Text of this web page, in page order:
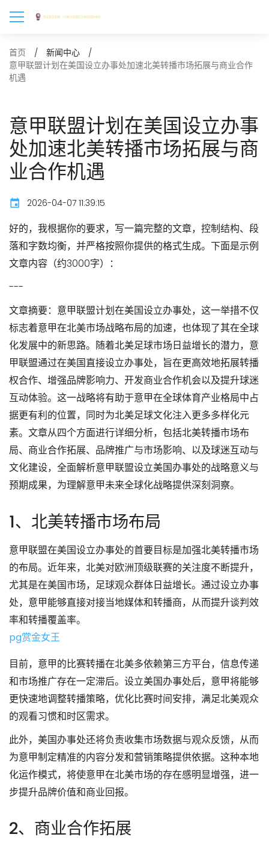
首页
新闻中心
意甲联盟计划在美国设立办事处加速北美转播市场拓展与商业合作
机遇
意甲联盟计划在美国设立办事
处加速北美转播市场拓展与商
业合作机遇
2026-04-07 11:39:15
好的，我根据你的要求，写一篇完整的文章，控制结构、段
落和字数均衡，并严格按照你提供的格式生成。下面是示例
文章内容（约3000字）：
---
文章摘要：意甲联盟计划在美国设立办事处，这一举措不仅
标志着意甲在北美市场战略布局的加速，也体现了其在全球
化发展中的新思路。随着北美足球市场日益增长的潜力，意
甲联盟通过在美国直接设立办事处，旨在更高效地拓展转播
权合作、增强品牌影响力、开发商业合作机会以及提升球迷
互动体验。这一战略将有助于意甲在全球体育产业格局中占
据更有利的位置，同时为北美足球文化注入更多多样化元
素。文章从四个方面进行详细分析，包括北美转播市场布
局、商业合作拓展、品牌推广与市场影响、以及球迷互动与
文化建设，全面解析意甲联盟设立美国办事处的战略意义与
预期成果，为理解意甲未来全球化战略提供深刻洞察。
1、北美转播市场布局
意甲联盟在美国设立办事处的首要目标是加强北美转播市场
的布局。近年来，北美对欧洲顶级联赛的关注度不断提升，
尤其是在美国市场，足球观众群体日益增长。通过设立办事
处，意甲能够直接对接当地媒体和转播商，从而提升谈判效
率和转播覆盖率。
pg赏金女王
目前，意甲的比赛转播在北美多依赖第三方平台，信息传递
和市场推广存在一定滞后。设立美国办事处后，意甲将能够
更快速地调整转播策略，优化比赛时间安排，满足北美观众
的观看习惯和时区需求。
此外，美国办事处还将负责收集市场数据与观众反馈，从而
为意甲制定精准的内容分发和营销策略提供依据。这种本地
化运作模式，将使意甲在北美市场的存在感明显增强，进一
步提升品牌价值和商业回报。
2、商业合作拓展